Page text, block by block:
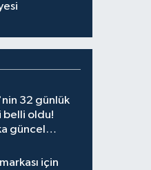
32 günlük
belli oldu!
güncel
için